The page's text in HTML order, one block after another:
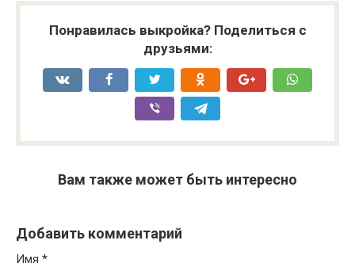
Понравилась выкройка? Поделиться с
друзьями:
Вам также может быть интересно
Добавить комментарий
Имя *